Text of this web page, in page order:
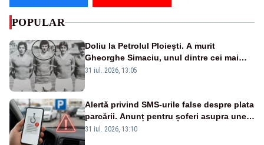
POPULAR
Doliu la Petrolul Ploiești. A murit
Gheorghe Simaciu, unul dintre cei mai
mari golgheteri din istoria clubului
31 iul. 2026, 13:05
Alertă privind SMS-urile false despre plata
parcării. Anunț pentru șoferi asupra unei
noi metode de fraudă online
31 iul. 2026, 13:10